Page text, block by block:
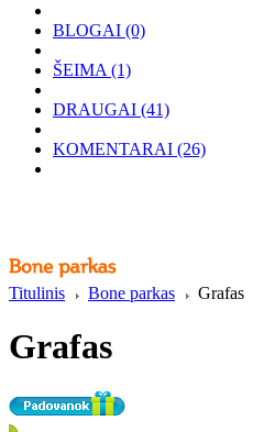
BLOGAI (0)
ŠEIMA (1)
DRAUGAI (41)
KOMENTARAI (26)
Titulinis Bone parkas Grafas
Grafas